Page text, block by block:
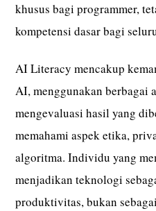
khusus bagi programmer,
kompetensi dasar bagi
AI Literacy mencakup
AI, menggunakan
mengevaluasi hasil yang
memahami aspek etika,
algoritma. Individu yang
menjadikan teknologi
produktivitas, bukan